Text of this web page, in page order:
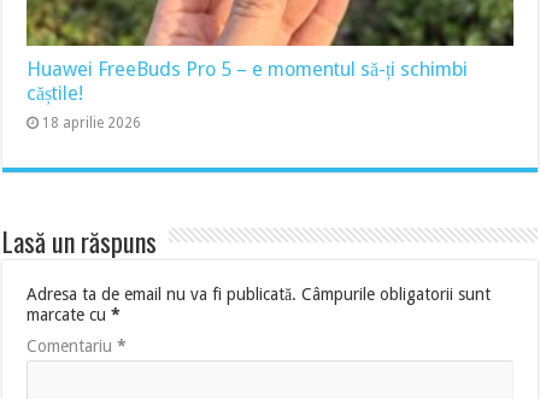
Huawei FreeBuds Pro 5 – e momentul să-ți schimbi
căștile!
18 aprilie 2026
Lasă un răspuns
Adresa ta de email nu va fi publicată. Câmpurile obligatorii sunt
marcate cu*
Comentariu*